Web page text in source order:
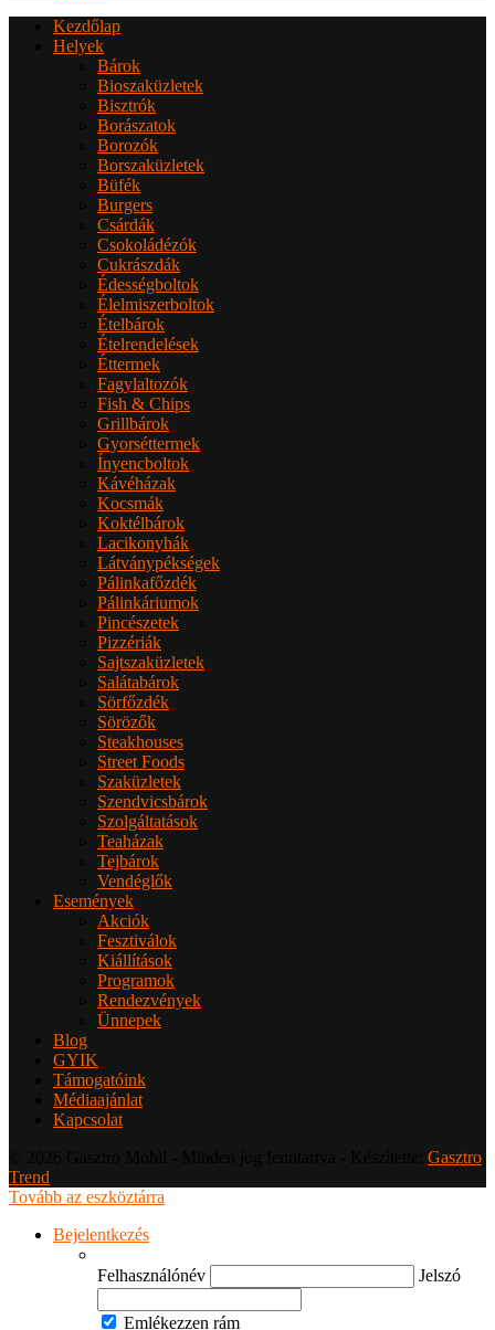
Kezdőlap
Helyek
Bárok
Bioszaküzletek
Bisztrók
Borászatok
Borozók
Borszaküzletek
Büfék
Burgers
Csárdák
Csokoládézók
Cukrászdák
Édességboltok
Élelmiszerboltok
Ételbárok
Ételrendelések
Éttermek
Fagylaltozók
Fish & Chips
Grillbárok
Gyorséttermek
Ínyencboltok
Kávéházak
Kocsmák
Koktélbárok
Lacikonyhák
Látványpékségek
Pálinkafőzdék
Pálinkáriumok
Pincészetek
Pizzériák
Sajtszaküzletek
Salátabárok
Sörfőzdék
Sörözők
Steakhouses
Street Foods
Szaküzletek
Szendvicsbárok
Szolgáltatások
Teaházak
Tejbárok
Vendéglők
Események
Akciók
Fesztiválok
Kiállítások
Programok
Rendezvények
Ünnepek
Blog
GYIK
Támogatóink
Médiaajánlat
Kapcsolat
Gasztro
Trend
Tovább az eszköztárra
Bejelentkezés
Felhasználónév Jelszó
Emlékezzen rám